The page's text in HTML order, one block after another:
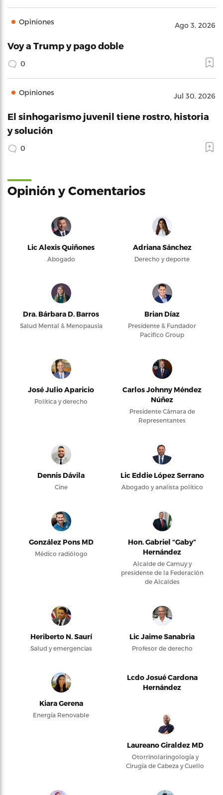
Opiniones Ago 3, 2026
Voy a Trump y pago doble
0
Opiniones Jul 30, 2026
El sinhogarismo juvenil tiene rostro, historia
y solución
0
Opinión y Comentarios
Lic Alexis Quiñones
Abogado
Adriana Sánchez
Derecho y deporte
Dra. Bárbara D. Barros
Salud Mental & Menopausia
Brian Díaz
Presidente & Fundador
Pacifico Group
José Julio Aparicio
Política y derecho
Carlos Johnny Méndez
Núñez
Presidente Cámara de
Representantes
Dennis Dávila
Cine
Lic Eddie López Serrano
Abogado y analista político
González Pons MD
Médico radiólogo
Hon. Gabriel “Gaby”
Hernández
Alcalde de Camuy y
presidente de la Federación
de Alcaldes
Heriberto N. Saurí
Salud y emergencias
Lic Jaime Sanabria
Profesor de derecho
Kiara Gerena
Energía Renovable
Lcdo Josué Cardona
Hernández
Laureano Giraldez MD
Otorrinolaringología y
Cirugía de Cabeza y Cuello